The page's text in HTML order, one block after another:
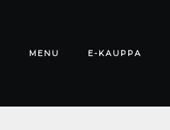
MENU E-KAUPPA